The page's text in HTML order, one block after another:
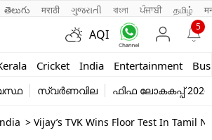
తెలుగు मराठी ગુજરાતી বাংলা ਪੰਜਾਬੀ தமிழ்
AQI
5
Cricket India Entertainment
സ്വർണവില ഫിഫ ലോകകപ്പ് 2026
> Vijay’s TVK Wins Floor Test In Tamil